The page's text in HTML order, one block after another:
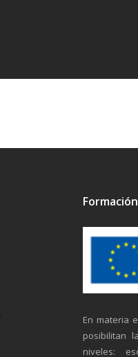
Formación
En materia
posibilitan
niveles: